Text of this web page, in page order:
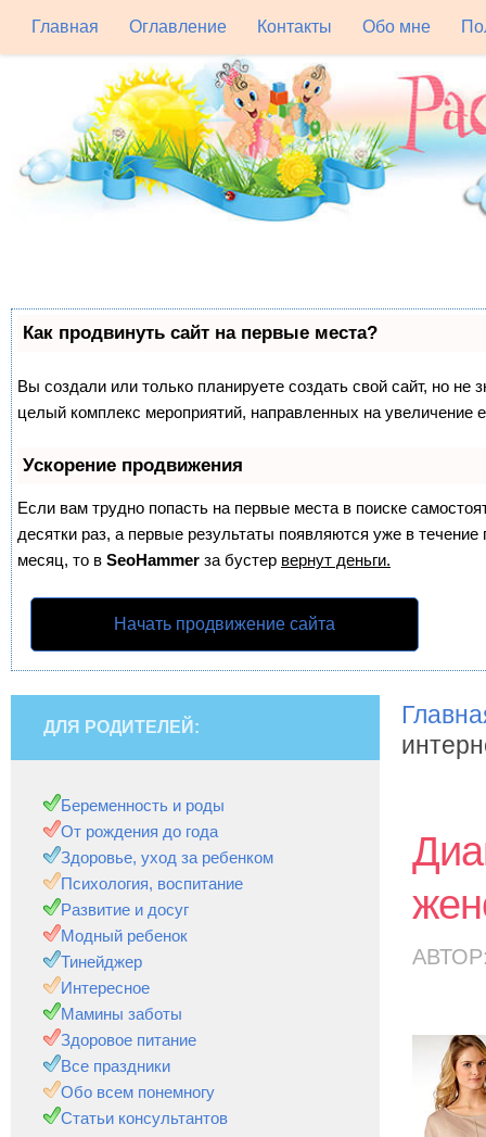
Главная Оглавление Контакты Обо мне
Как продвинуть сайт на первые места?
Вы создали или только планируете создать свой сайт, но не
целый комплекс мероприятий, направленных на увеличение
Ускорение продвижения
Если вам трудно попасть на первые места в поиске
десятки раз, а первые результаты появляются уже в
месяц, то в SeoHammer за бустер вернут деньги.
Начать продвижение сайта
ДЛЯ РОДИТЕЛЕЙ:
Беременность и роды
От рождения до года
Здоровье, уход за ребенком
Психология, воспитание
Развитие и досуг
Модный ребенок
Тинейджер
Интересное
Мамины заботы
Здоровое питание
Все праздники
Обо всем понемногу
Статьи консультантов